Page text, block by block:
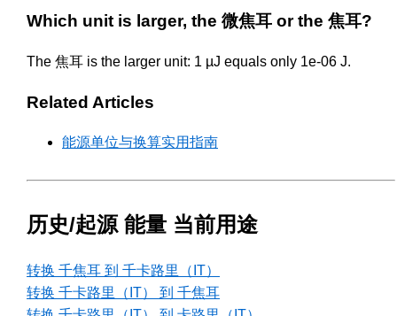
Which unit is larger, the 微焦耳 or the 焦耳?
The 焦耳 is the larger unit: 1 µJ equals only 1e-06 J.
Related Articles
能源单位与换算实用指南
历史/起源 能量 当前用途
转换 千焦耳 到 千卡路里（IT）
转换 千卡路里（IT） 到 千焦耳